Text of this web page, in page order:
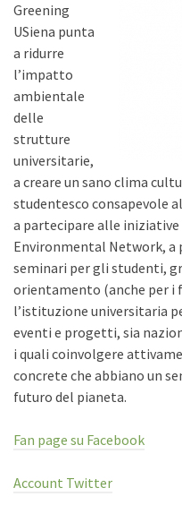
Greening
USiena punta
a ridurre
l’impatto
ambientale
delle
strutture
universitarie,
a creare un sano clima
studentesco consapevole
a partecipare alle
Environmental Network, a
seminari per gli studenti,
orientamento (anche per i
l’istituzione universitaria
eventi e progetti, sia
i quali coinvolgere
concrete che abbiano un
futuro del pianeta.
Fan page su Facebook
Account Twitter